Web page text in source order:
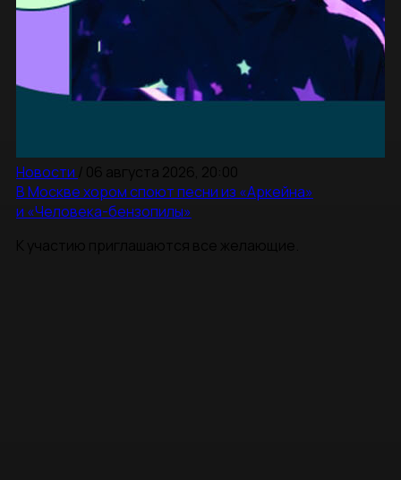
Новости
В Москве хором споют песни из «Аркейна»
и «Человека-бензопилы»